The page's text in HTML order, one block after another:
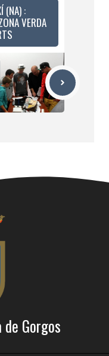
(NA) :
VERDA
Gorgos